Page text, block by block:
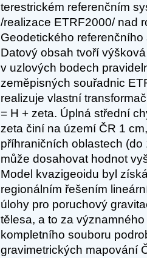
terestrickém referenčním
/realizace ETRF2000/ nad
Geodetického
Datový obsah tvoří
v uzlových bodech
zeměpisných souřadnic
realizuje vlastní
= H + zeta. Úplná střední
zeta činí na území ČR 1
příhraničních oblastech
může dosahovat hodnot
Model kvazigeoidu byl
regionálním řešením
úlohy pro poruchový
tělesa, a to za
kompletního souboru
gravimetrických mapování